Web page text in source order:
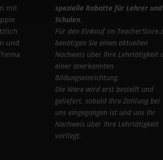
mit
und
spezielle Rabatte für Lehrer und
Schulen.
Für den Einkauf im
benötigen Sie einen aktuellen
Nachweis über Ihre Lehrtätigkeit
einer anerkannten
Bildungseinrichtung.
Die Ware wird erst bestellt und
geliefert, sobald Ihre Zahlung bei
uns eingegangen ist und uns Ihr
Nachweis über Ihre Lehrtätigkeit
vorliegt.